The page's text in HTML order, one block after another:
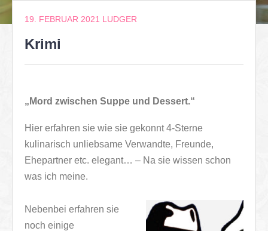
19. FEBRUAR 2021 LUDGER
Krimi
„Mord zwischen Suppe und Dessert.“
Hier erfahren sie wie sie gekonnt 4-Sterne
kulinarisch unliebsame Verwandte, Freunde,
Ehepartner etc. elegant… – Na sie wissen schon
was ich meine.
Nebenbei erfahren sie
noch einige